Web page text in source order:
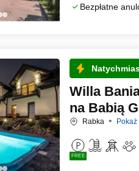
Bezpłatne
Willa
na Babią
Rabka Pokaż
FREE